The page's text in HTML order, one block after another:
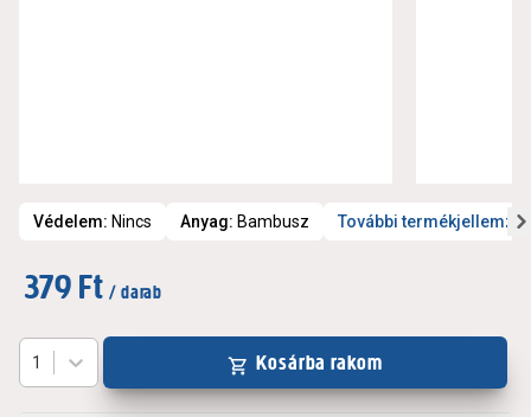
Védelem: Nincs Anyag: Bambusz További termékjellemzők
379 Ft / darab
1 Kosárba rakom